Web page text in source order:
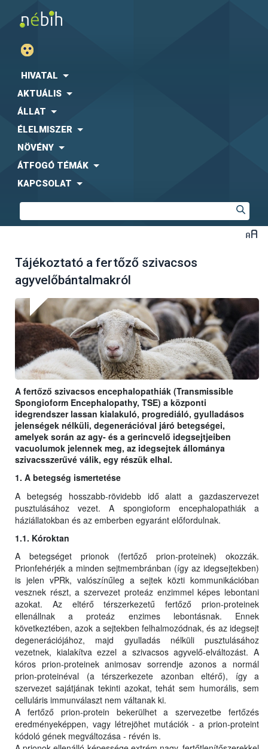
HIVATAL
AKTUÁLIS
ÁLLAT
ÉLELMISZER
NÖVÉNY
ÁTFOGÓ TÉMÁK
KAPCSOLAT
Tájékoztató a fertőző szivacsos
agyvelőbántalmakról
A fertőző szivacsos encephalopathiák (Transmissible
Spongioform Encephalopathy, TSE) a központi
idegrendszer lassan kialakuló, progrediáló, gyulladásos
jelenségek nélküli, degenerációval járó betegségei,
amelyek során az agy- és a gerincvelő idegsejtjeiben
vacuolumok jelennek meg, az idegsejtek állománya
szivacsszerűvé válik, egy részük elhal.
1. A betegség ismertetése
A betegség hosszabb-rövidebb idő alatt a gazdaszervezet
pusztulásához vezet. A spongioform encephalopathiák a
háziállatokban és az emberben egyaránt előfordulnak.
1.1. Kóroktan
A betegséget prionok (fertőző prion-proteinek) okozzák.
Prionfehérjék a minden sejtmembránban (így az idegsejtekben)
is jelen vPRk, valószínűleg a sejtek közti kommunikációban
vesznek részt, a szervezet proteáz enzimmel képes lebontani
azokat. Az eltérő térszerkezetű fertőző prion-proteinek
ellenállnak a proteáz enzimes lebontásnak. Ennek
következtében, azok a sejtekben felhalmozódnak, és az idegsejt
degenerációjához, majd gyulladás nélküli pusztulásához
vezetnek, kialakítva ezzel a szivacsos agyvelő-elváltozást. A
kóros prion-proteinek animosav sorrendje azonos a normál
prion-proteinéval (a térszerkezete azonban eltérő), így a
szervezet sajátjának tekinti azokat, tehát sem humorális, sem
celluláris immunválaszt nem váltanak ki.
A fertőző prion-protein bekerülhet a szervezetbe fertőzés
eredményeképpen, vagy létrejöhet mutációk - a prion-proteint
kódoló gének megváltozása - révén is.